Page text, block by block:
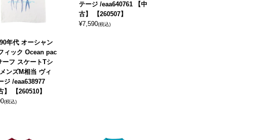
年代 オーシャン
ィック Ocean pac
フ スケートTシ
ンズM相当 ヴィ
ジ /eaa638977
】 【260510】
(税込)
テージ /eaa640761 【中
古】 【260507】
¥7,590(税込)